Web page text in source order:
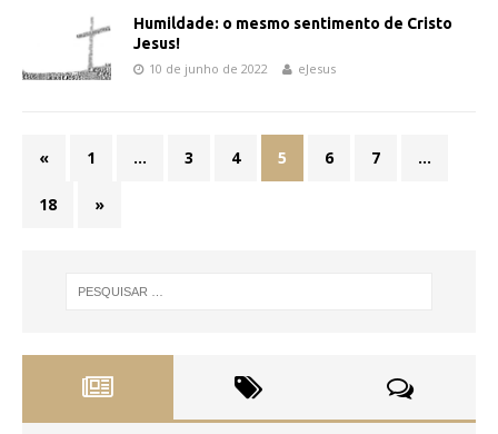
Humildade: o mesmo sentimento de Cristo
Jesus!
10 de junho de 2022 eJesus
« 1 … 3 4 5 6 7 …
18 »